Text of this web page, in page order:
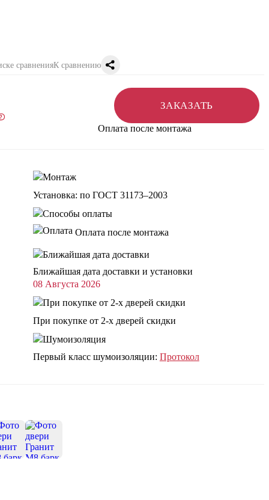
К сравнению
ЗАКАЗАТЬ
Оплата после монтажа
Установка: по ГОСТ 31173–2003
Оплата после монтажа
Ближайшая дата доставки и установки
08 Августа 2026
При покупке от 2-х дверей скидки
Первый класс шумоизоляции: Протокол